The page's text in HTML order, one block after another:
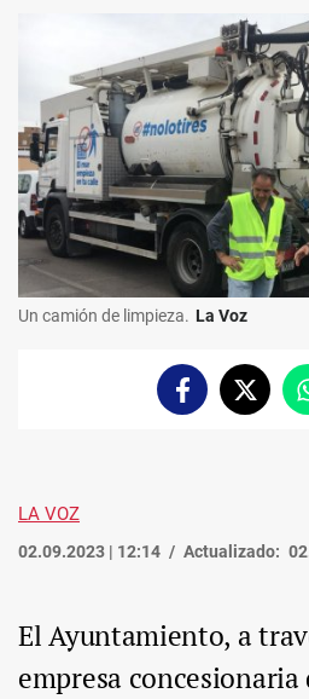
Un camión de limpieza. La Voz
FacebookTwitter
LA VOZ
02.09.2023 | 12:14 Actualizado:
El Ayuntamiento, a
empresa